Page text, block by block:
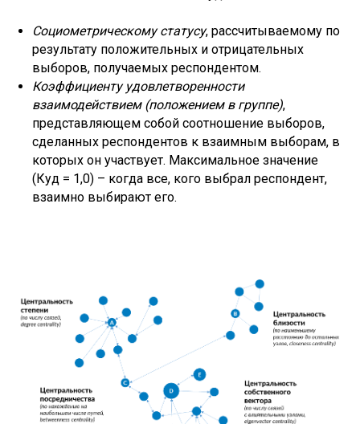
Социометрическому статусу, рассчитываемому по
результату положительных и отрицательных
выборов, получаемых респондентом.
Коэффициенту удовлетворенности
взаимодействием (положением в группе),
представляющем собой соотношение выборов,
сделанных респондентов к взаимным выборам, в
которых он участвует. Максимальное значение
(Куд = 1,0) – когда все, кого выбрал респондент,
взаимно выбирают его.